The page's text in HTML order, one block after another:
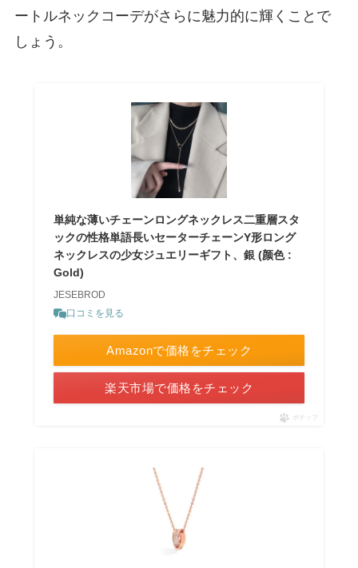
ートルネックコーデがさらに魅力的に輝くことで
しょう。
単純な薄いチェーンロングネックレス二重層スタ
ックの性格単語長いセーターチェーンY形ロング
ネックレスの少女ジュエリーギフト、銀 (颜色 :
Gold)
JESEBROD
口コミを見る
Amazonで価格をチェック
楽天市場で価格をチェック
ポチップ